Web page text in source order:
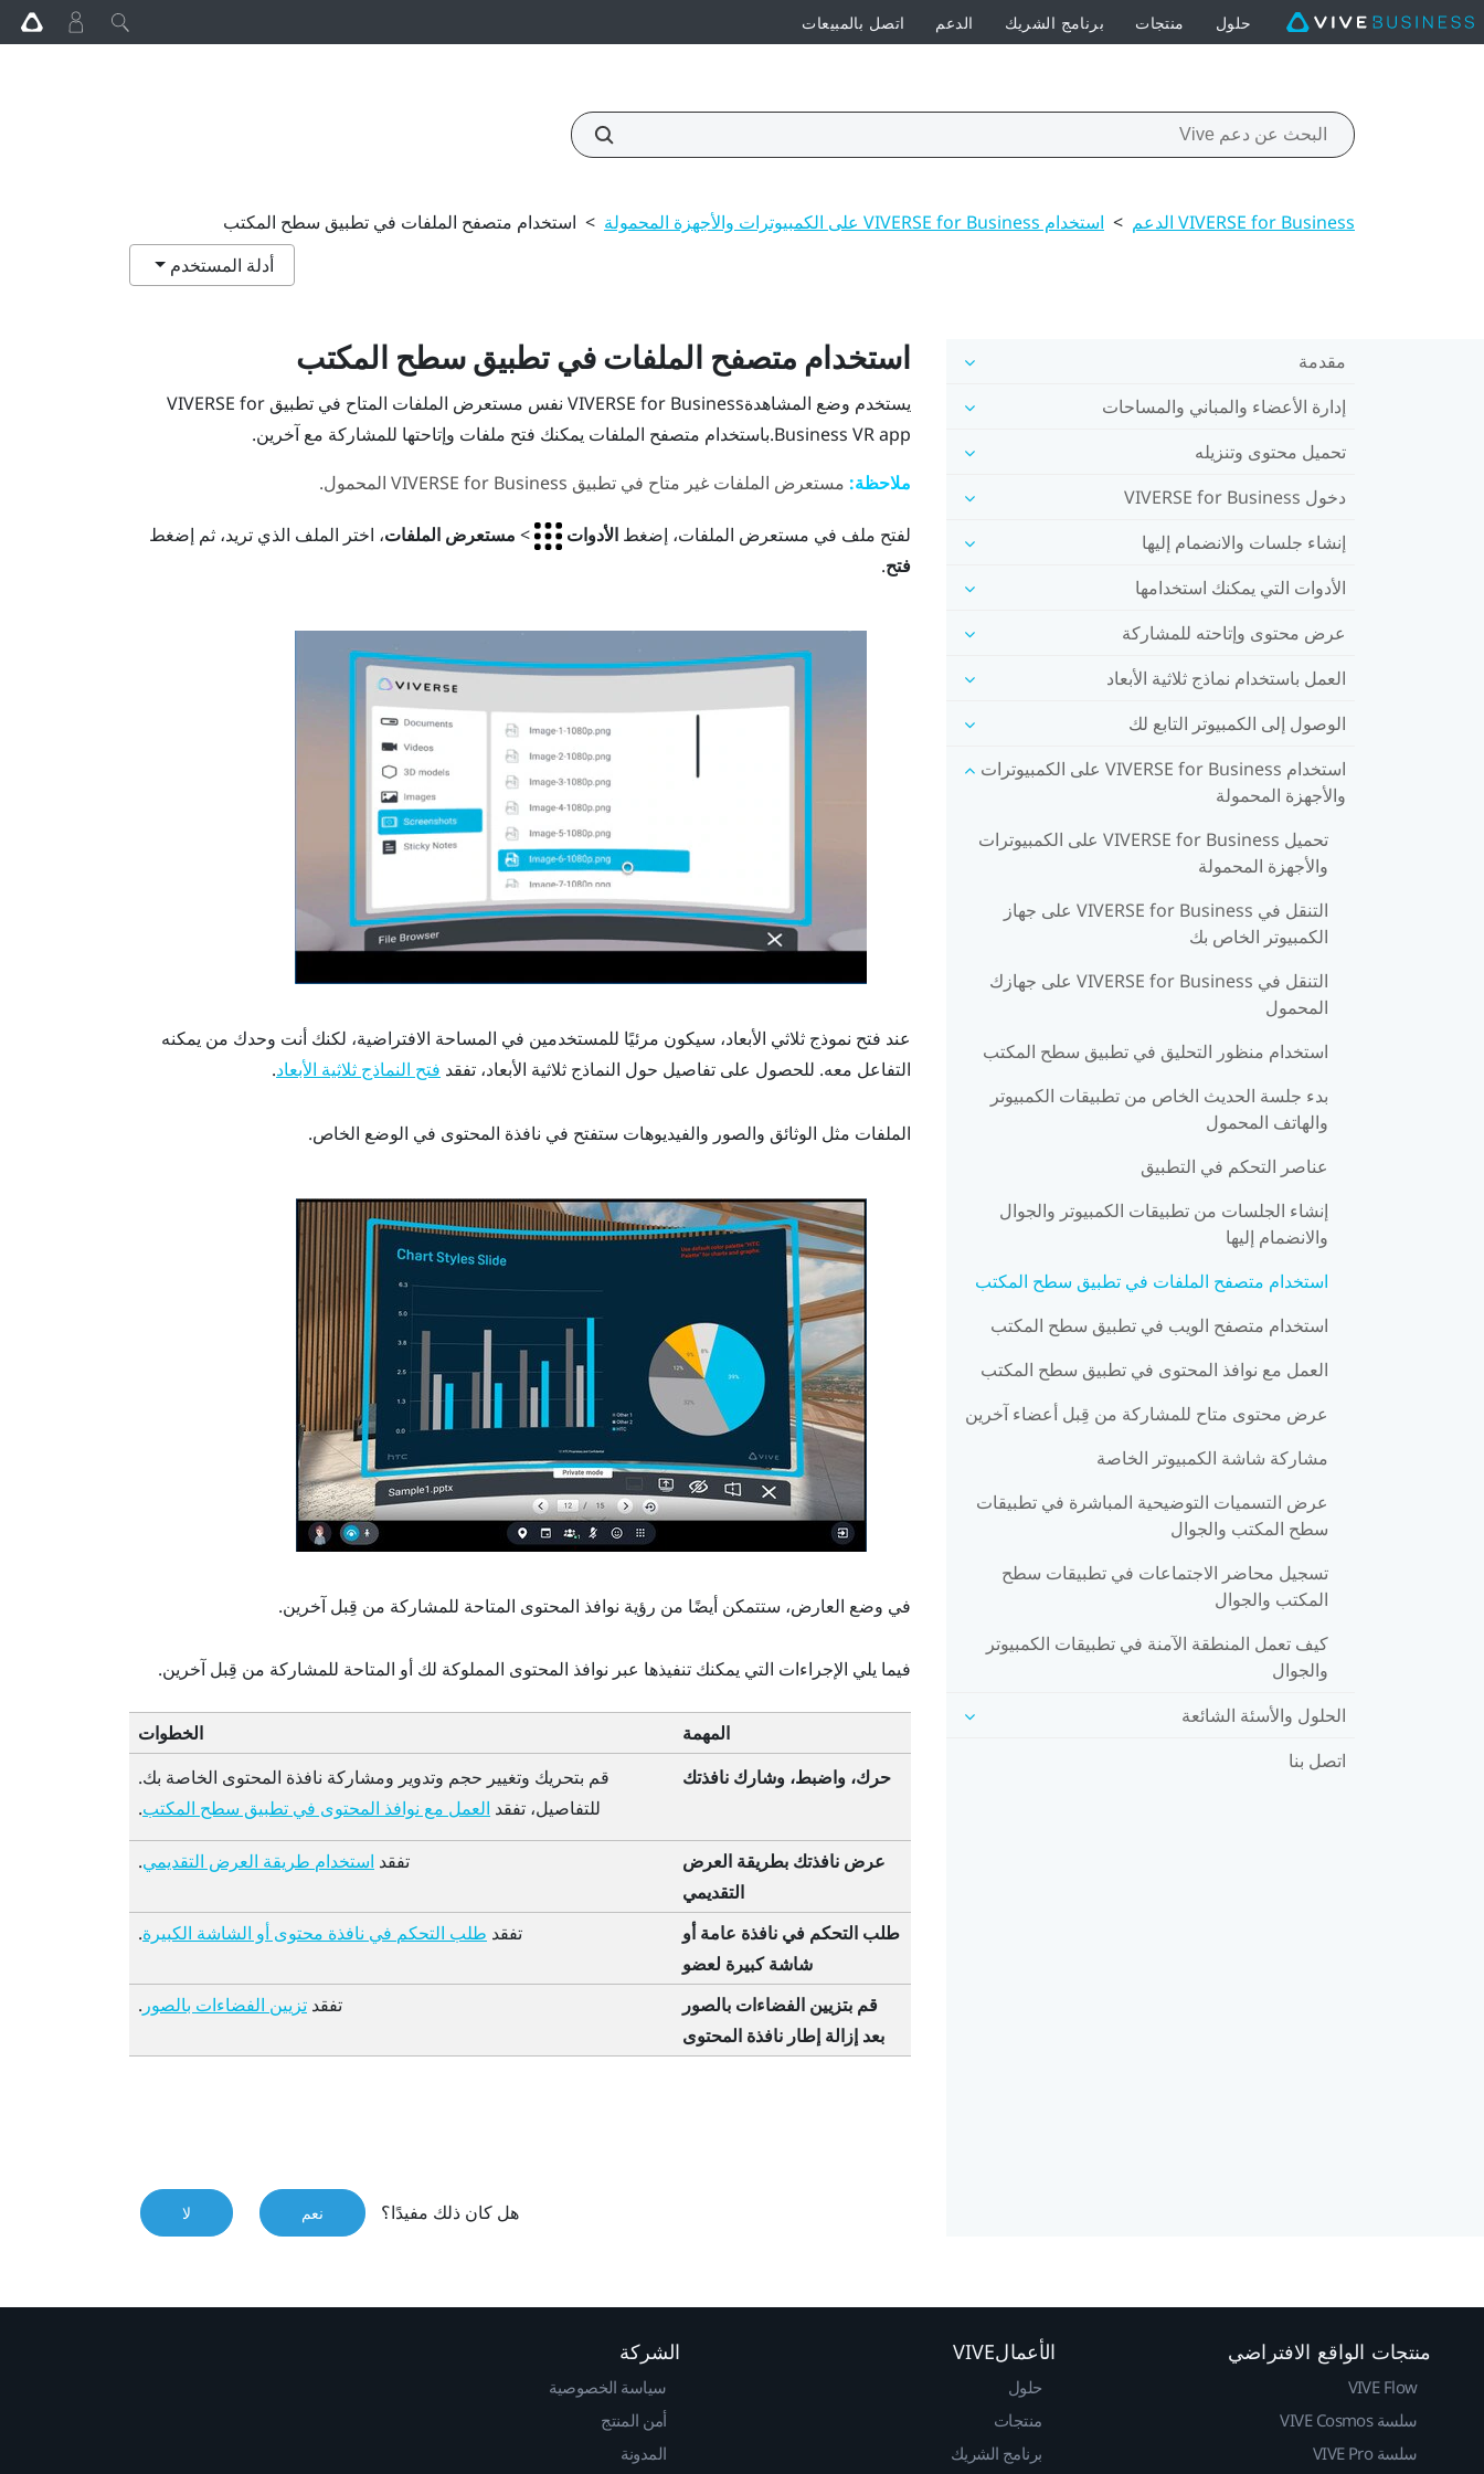
حلول منتجات برنامج الشريك الدعم اتصل بالمبيعات
VIVERSE for Business الدعم > استخدام VIVERSE for Business على الكمبيوترات والأجهزة المحمولة > استخدام متصفح الملفات في تطبيق سطح المكتب
أدلة المستخدم
مقدمة
إدارة الأعضاء والمباني والمساحات
تحميل محتوى وتنزيله
دخول VIVERSE for Business
إنشاء جلسات والانضمام إليها
الأدوات التي يمكنك استخدامها
عرض محتوى وإتاحته للمشاركة
العمل باستخدام نماذج ثلاثية الأبعاد
الوصول إلى الكمبيوتر التابع لك
استخدام VIVERSE for Business على الكمبيوترات
والأجهزة المحمولة
تحميل VIVERSE for Business على الكمبيوترات
والأجهزة المحمولة
التنقل في VIVERSE for Business على جهاز
الكمبيوتر الخاص بك
التنقل في VIVERSE for Business على جهازك
المحمول
استخدام منظور التحليق في تطبيق سطح المكتب
بدء جلسة الحديث الخاص من تطبيقات الكمبيوتر
والهاتف المحمول
عناصر التحكم في التطبيق
إنشاء الجلسات من تطبيقات الكمبيوتر والجوال
والانضمام إليها
استخدام متصفح الملفات في تطبيق سطح المكتب
استخدام متصفح الويب في تطبيق سطح المكتب
العمل مع نوافذ المحتوى في تطبيق سطح المكتب
عرض محتوى متاح للمشاركة من قِبل أعضاء آخرين
مشاركة شاشة الكمبيوتر الخاصة
عرض التسميات التوضيحية المباشرة في تطبيقات
سطح المكتب والجوال
تسجيل محاضر الاجتماعات في تطبيقات سطح
المكتب والجوال
كيف تعمل المنطقة الآمنة في تطبيقات الكمبيوتر
والجوال
الحلول والأسئة الشائعة
اتصل بنا
استخدام متصفح الملفات في تطبيق سطح المكتب
يستخدم وضع المشاهدةVIVERSE for Businessنفس مستعرض الملفات المتاح في تطبيق VIVERSE for
Business VR app.باستخدام متصفح الملفات يمكنك فتح ملفات وإتاحتها للمشاركة مع آخرين.
ملاحظة:مستعرض الملفات غير متاح في تطبيق VIVERSE for Businessالمحمول.
لفتح ملف في مستعرض الملفات، إضغط الأدوات > مستعرض الملفات، اختر الملف الذي تريد، ثم إضغط
فتح.
عند فتح نموذج ثلاثي الأبعاد، سيكون مرئيًا للمستخدمين في المساحة الافتراضية، لكنك أنت وحدك من يمكنه
التفاعل معه. للحصول على تفاصيل حول النماذج ثلاثية الأبعاد، تفقد فتح النماذج ثلاثية الأبعاد.
الملفات مثل الوثائق والصور والفيديوهات ستفتح في نافذة المحتوى في الوضع الخاص.
في وضع العارض، ستتمكن أيضًا من رؤية نوافذ المحتوى المتاحة للمشاركة من قِبل آخرين.
فيما يلي الإجراءات التي يمكنك تنفيذها عبر نوافذ المحتوى المملوكة لك أو المتاحة للمشاركة من قِبل آخرين.
المهمة
الخطوات
حرك، واضبط، وشارك نافذتك
قم بتحريك وتغيير حجم وتدوير ومشاركة نافذة المحتوى الخاصة بك.
للتفاصيل، تفقد العمل مع نوافذ المحتوى في تطبيق سطح المكتب.
عرض نافذتك بطريقة العرض
التقديمي
تفقد استخدام طريقة العرض التقديمي.
طلب التحكم في نافذة عامة أو
شاشة كبيرة لعضو
تفقد طلب التحكم في نافذة محتوى أو الشاشة الكبيرة.
قم بتزيين الفضاءات بالصور
بعد إزالة إطار نافذة المحتوى
تفقد تزيين الفضاءات بالصور .
هل كان ذلك مفيدًا؟ نعم لا
منتجات الواقع الافتراضي
VIVE Flow
سلسة VIVE Cosmos
سلسة VIVE Pro
الأعمالVIVE
حلول
منتجات
برنامج الشريك
الشركة
سياسة الخصوصية
أمن المنتج
المدونة